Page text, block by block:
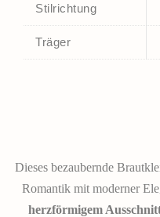
Stilrichtung
Träger
Dieses bezaubernde
Romantik mit moderner
herzförmigem